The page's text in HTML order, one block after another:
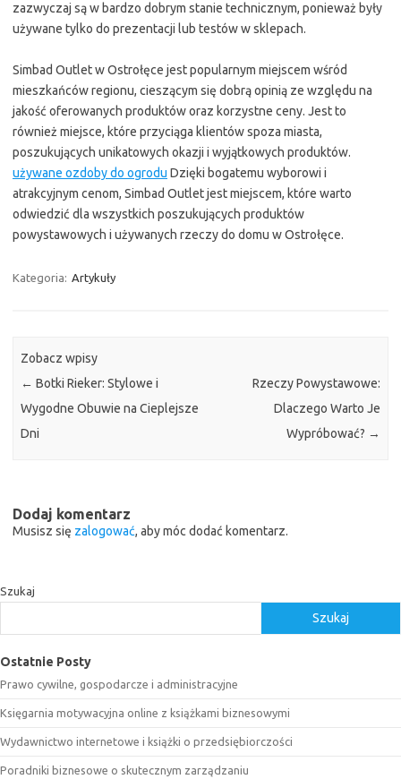
zazwyczaj są w bardzo dobrym stanie technicznym, ponieważ były
używane tylko do prezentacji lub testów w sklepach.
Simbad Outlet w Ostrołęce jest popularnym miejscem wśród
mieszkańców regionu, cieszącym się dobrą opinią ze względu na
jakość oferowanych produktów oraz korzystne ceny. Jest to
również miejsce, które przyciąga klientów spoza miasta,
poszukujących unikatowych okazji i wyjątkowych produktów.
używane ozdoby do ogrodu Dzięki bogatemu wyborowi i
atrakcyjnym cenom, Simbad Outlet jest miejscem, które warto
odwiedzić dla wszystkich poszukujących produktów
powystawowych i używanych rzeczy do domu w Ostrołęce.
Kategoria: Artykuły
Zobacz wpisy
← Botki Rieker: Stylowe i
Wygodne Obuwie na Cieplejsze
Dni
Rzeczy Powystawowe:
Dlaczego Warto Je
Wypróbować? →
Dodaj komentarz
Musisz się zalogować, aby móc dodać komentarz.
Szukaj
Szukaj
Ostatnie Posty
Prawo cywilne, gospodarcze i administracyjne
Księgarnia motywacyjna online z książkami biznesowymi
Wydawnictwo internetowe i książki o przedsiębiorczości
Poradniki biznesowe o skutecznym zarządzaniu